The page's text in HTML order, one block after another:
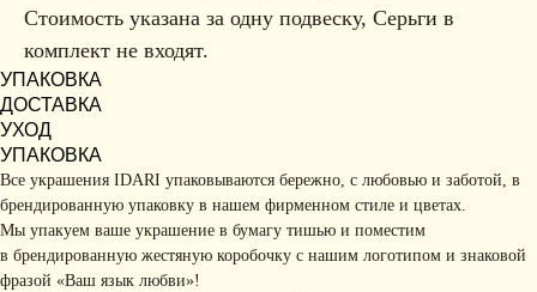
Стоимость указана за одну подвеску, Серьги в
комплект не входят.
УПАКОВКА
ДОСТАВКА
УХОД
УПАКОВКА
Все украшения IDARI упаковываются бережно, с любовью и заботой, в
брендированную упаковку в нашем фирменном стиле и цветах.
Мы упакуем ваше украшение в бумагу тишью и поместим
в брендированную жестяную коробочку с нашим логотипом и знаковой
фразой «Ваш язык любви»!